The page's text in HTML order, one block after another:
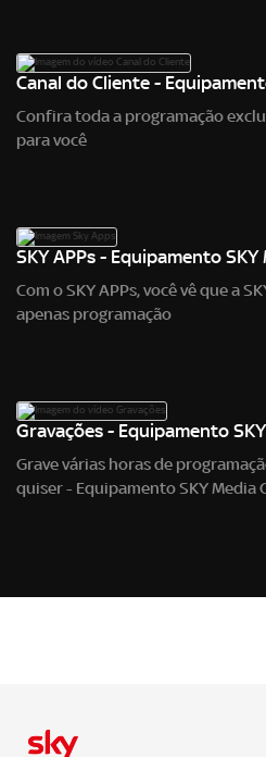
Canal do Cliente -
Confira toda a programação
para você
SKY APPs - Equipamento
Com o SKY APPs, você vê que a
apenas programação
Gravações - Equipamento
Grave várias horas de
quiser - Equipamento SKY Media